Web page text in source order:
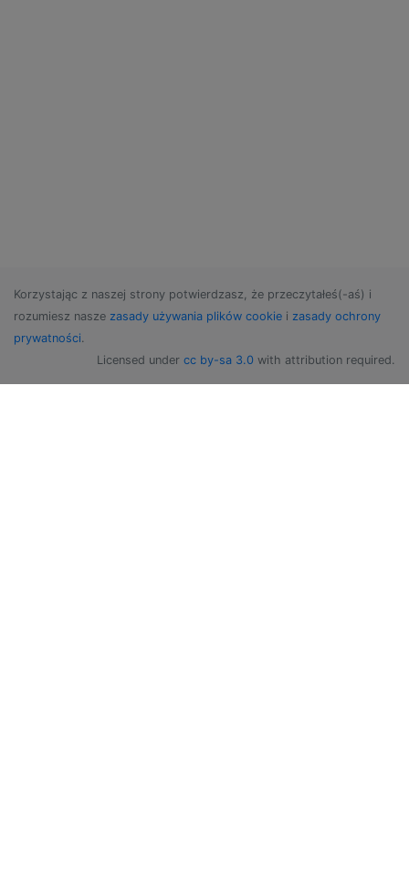
Korzystając z naszej strony potwierdzasz, że przeczytałeś(-aś) i
rozumiesz nasze zasady używania plików cookie i zasady ochrony
prywatności.
Licensed under cc by-sa 3.0 with attribution required.